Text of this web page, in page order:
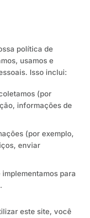
política de
usamos e
Isso inclui:
(por
informações de
(por exemplo,
enviar
para
este site, você